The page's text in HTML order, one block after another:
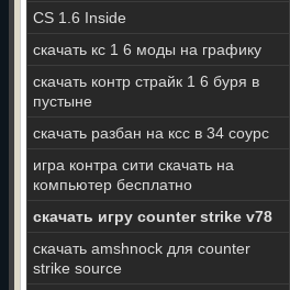
CS 1.6 Inside
скачать кс 1 6 моды на графику
скачать контр страйк 1 6 буря в
пустыне
скачать разбан на ксс в 34 соурс
игра контра сити скачать на
компьютер бесплатно
скачать игру counter strike v78
скачать amshnock для counter
strike source